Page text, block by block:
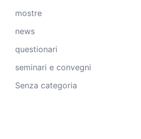
mostre
news
questionari
seminari e convegni
Senza categoria